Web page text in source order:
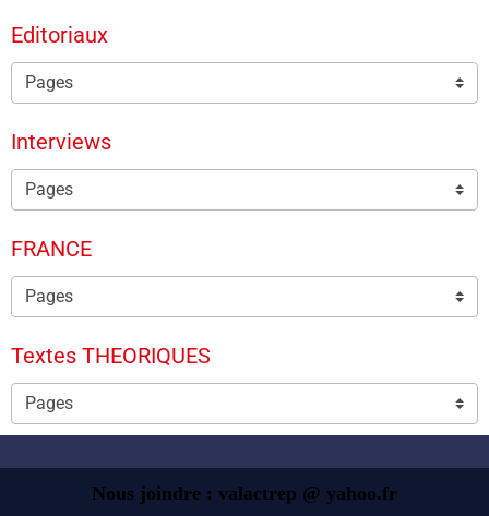
Editoriaux
Interviews
FRANCE
Textes THEORIQUES
Nous joindre : valactrep @ yahoo.fr